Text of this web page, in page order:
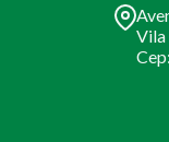
Vila